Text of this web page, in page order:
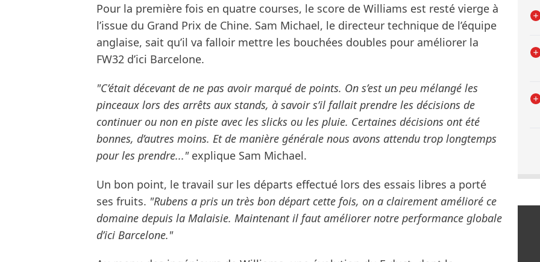
Pour la première fois en quatre courses, le score de Williams est resté vierge à
l’issue du Grand Prix de Chine. Sam Michael, le directeur technique de l’équipe
anglaise, sait qu’il va falloir mettre les bouchées doubles pour améliorer la
FW32 d’ici Barcelone.
"C’était décevant de ne pas avoir marqué de points. On s’est un peu mélangé les
pinceaux lors des arrêts aux stands, à savoir s’il fallait prendre les décisions de
continuer ou non en piste avec les slicks ou les pluie. Certaines décisions ont été
bonnes, d’autres moins. Et de manière générale nous avons attendu trop longtemps
pour les prendre..."explique Sam Michael.
Un bon point, le travail sur les départs effectué lors des essais libres a porté
ses fruits. "Rubens a pris un très bon départ cette fois, on a clairement amélioré ce
domaine depuis la Malaisie. Maintenant il faut améliorer notre performance globale
d’ici Barcelone."